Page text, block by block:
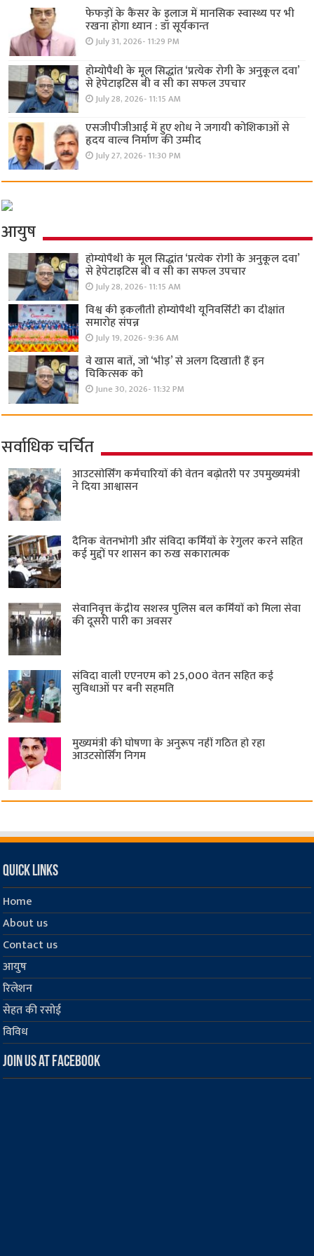
फेफड़ों के कैंसर के इलाज में मानसिक स्वास्थ्य पर भी
रखना होगा ध्यान : डॉ सूर्यकान्त
July 31, 2026- 11:29 PM
होम्योपैथी के मूल सिद्धांत ‘प्रत्येक रोगी केे अनुकूल दवा’
से हेपेटाइटिस बी व सी का सफल उपचार
July 28, 2026- 11:15 AM
एसजीपीजीआई में हुए शोध ने जगायी कोशिकाओं से
हृदय वाल्व निर्माण की उम्मीद
July 27, 2026- 11:30 PM
आयुष
होम्योपैथी के मूल सिद्धांत ‘प्रत्येक रोगी केे अनुकूल दवा’
से हेपेटाइटिस बी व सी का सफल उपचार
July 28, 2026- 11:15 AM
विश्व की इकलौती होम्योपैथी यूनिवर्सिटी का दीक्षांत
समारोह संपन्न
July 19, 2026- 9:36 AM
वे खास बातें, जो ‘भीड़’ से अलग दिखाती हैं इन
चिकित्सक को
June 30, 2026- 11:32 PM
सर्वाधिक चर्चित
आउटसोर्सिंग कर्मचारियों की वेतन बढ़ोतरी पर उपमुख्यमंत्री
ने दिया आश्वासन
दैनिक वेतनभोगी और संविदा कर्मियों के रेगुलर करने सहित
कई मुद्दों पर शासन का रुख सकारात्मक
सेवानिवृत्त केंद्रीय सशस्त्र पुलिस बल ​कर्मियों को मिला सेवा
की दूसरी पारी का अवसर
संविदा वाली एएनएम को 25,000 वेतन सहित कई
सुविधाओं पर बनी सहमति
मुख्यमंत्री की घोषणा के अनुरूप नहीं गठित हो रहा
आउटसोर्सिंग निगम
Quick Links
Home
About us
Contact us
आयुष
रिलेशन
सेहत की रसोई
विविध
Join us at Facebook